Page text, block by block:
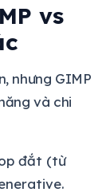
vs
nhưng GIMP
và chi
đắt (từ